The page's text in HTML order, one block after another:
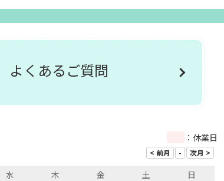
よくあるご質問
：休業日
水 木 金 土
日